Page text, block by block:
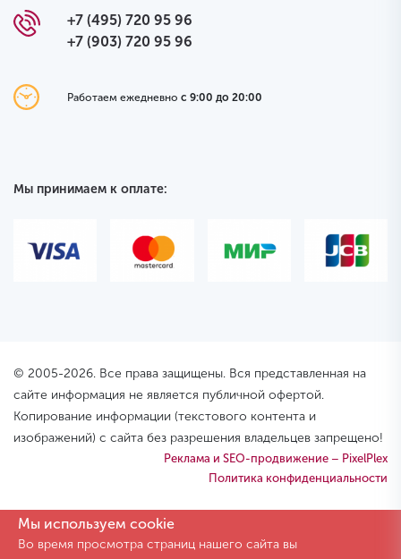
+7 (495) 720 95 96
+7 (903) 720 95 96
Работаем ежедневно с 9:00 до 20:00
Мы принимаем к оплате:
© 2005-2026. Все права защищены. Вся представленная на
сайте информация не является публичной офертой.
Копирование информации (текстового контента и
изображений) с сайта без разрешения владельцев запрещено!
Реклама и SEO-продвижение – PixelPlex
Политика конфиденциальности
Мы используем cookie
Во время просмотра страниц нашего сайта вы